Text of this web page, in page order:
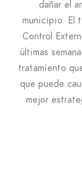
dañar el
municipio. El
Control
últimas
tratamiento
que puede
mejor